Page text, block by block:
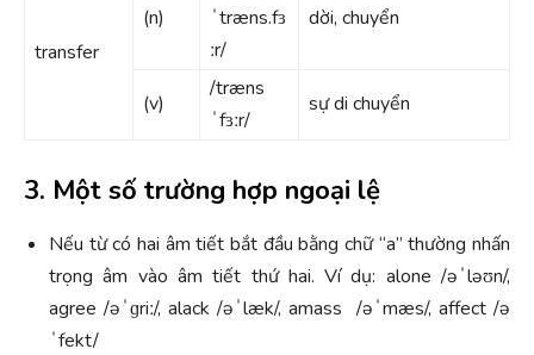
transfer
(n)
ˈtræns.fɜ
ːr/
dời, chuyển
(v)
/træns
ˈfɜːr/
sự di chuyển
3. Một số trường hợp ngoại lệ
Nếu từ có hai âm tiết bắt đầu bằng chữ “a” thường nhấn
trọng âm vào âm tiết thứ hai. Ví dụ: alone /əˈləʊn/,
agree /əˈɡriː/, alack /əˈlæk/, amass /əˈmæs/, affect /ə
ˈfekt/